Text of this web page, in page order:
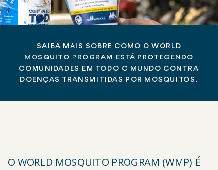
SAIBA MAIS SOBRE COMO O WORLD
MOSQUITO PROGRAM ESTÁ PROTEGENDO
COMUNIDADES EM TODO O MUNDO CONTRA
DOENÇAS TRANSMITIDAS POR MOSQUITOS.
O WORLD MOSQUITO PROGRAM (WMP) É